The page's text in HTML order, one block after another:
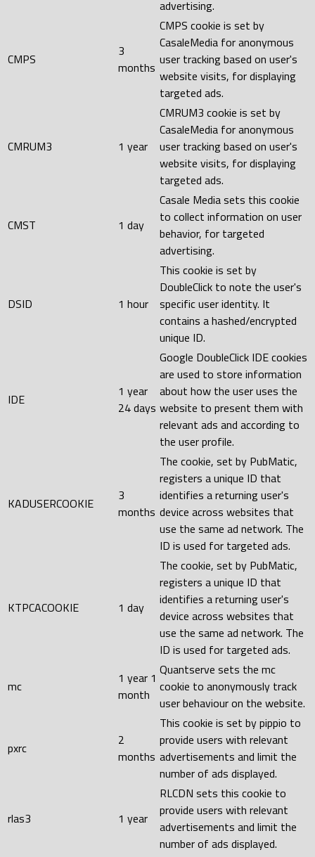
advertising.
CMPS
3
months
CMPS cookie is set by
CasaleMedia for anonymous
user tracking based on user's
website visits, for displaying
targeted ads.
CMRUM3 1 year
CMRUM3 cookie is set by
CasaleMedia for anonymous
user tracking based on user's
website visits, for displaying
targeted ads.
CMST 1 day
Casale Media sets this cookie
to collect information on user
behavior, for targeted
advertising.
DSID 1 hour
This cookie is set by
DoubleClick to note the user's
specific user identity. It
contains a hashed/encrypted
unique ID.
IDE
1 year
24 days
Google DoubleClick IDE cookies
are used to store information
about how the user uses the
website to present them with
relevant ads and according to
the user profile.
KADUSERCOOKIE
3
months
The cookie, set by PubMatic,
registers a unique ID that
identifies a returning user's
device across websites that
use the same ad network. The
ID is used for targeted ads.
KTPCACOOKIE 1 day
The cookie, set by PubMatic,
registers a unique ID that
identifies a returning user's
device across websites that
use the same ad network. The
ID is used for targeted ads.
mc
1 year 1
month
Quantserve sets the mc
cookie to anonymously track
user behaviour on the website.
pxrc
2
months
This cookie is set by pippio to
provide users with relevant
advertisements and limit the
number of ads displayed.
rlas3 1 year
RLCDN sets this cookie to
provide users with relevant
advertisements and limit the
number of ads displayed.